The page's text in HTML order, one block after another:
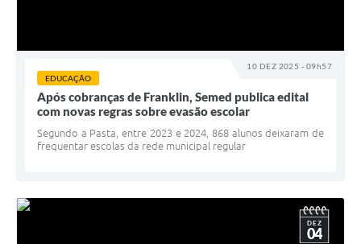
10 DEZ 2025 - 09h57
EDUCAÇÃO
Após cobranças de Franklin, Semed publica edital
com novas regras sobre evasão escolar
Segundo a Pasta, entre 2023 e 2024, 868 alunos deixaram de
frequentar escolas da rede municipal regular
DEZ
04